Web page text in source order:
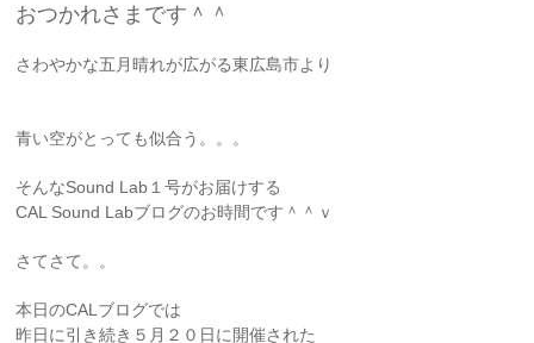
おつかれさまです＾＾
さわやかな五月晴れが広がる東広島市より
青い空がとっても似合う。。。
そんなSound Lab１号がお届けする
CAL Sound Labブログのお時間です＾＾ｖ
さてさて。。
本日のCALブログでは
昨日に引き続き５月２０日に開催された